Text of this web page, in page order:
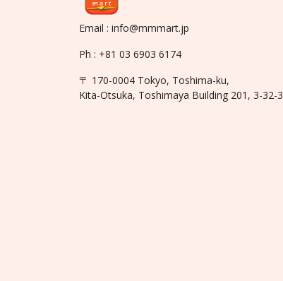
Email : info@mmmart.jp
Ph : +81 03 6903 6174
〒 170-0004 Tokyo, Toshima-ku,
Kita-Otsuka, Toshimaya Building 201, 3-32-3